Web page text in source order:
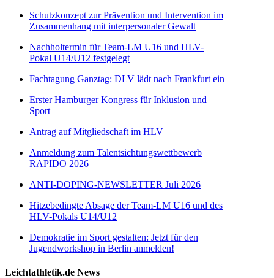
Schutzkonzept zur Prävention und Intervention im
Zusammenhang mit interpersonaler Gewalt
Nachholtermin für Team-LM U16 und HLV-
Pokal U14/U12 festgelegt
Fachtagung Ganztag: DLV lädt nach Frankfurt ein
Erster Hamburger Kongress für Inklusion und
Sport
Antrag auf Mitgliedschaft im HLV
Anmeldung zum Talentsichtungswettbewerb
RAPIDO 2026
ANTI-DOPING-NEWSLETTER Juli 2026
Hitzebedingte Absage der Team-LM U16 und des
HLV-Pokals U14/U12
Demokratie im Sport gestalten: Jetzt für den
Jugendworkshop in Berlin anmelden!
Leichtathletik.de News